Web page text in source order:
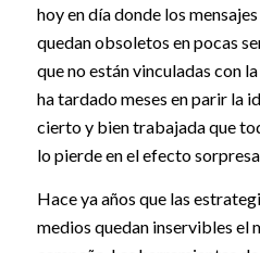
hoy en día donde los
quedan obsoletos en pocas
que no están vinculadas con
ha tardado meses en parir la
cierto y bien trabajada que
lo pierde en el efecto
Hace ya años que las
medios quedan inservibles el